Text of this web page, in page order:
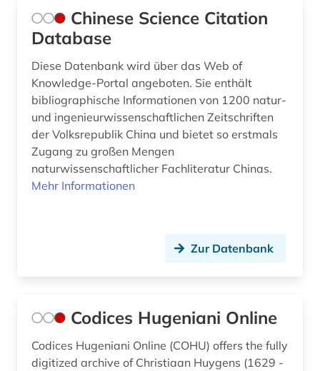
Chinese Science Citation
Database
Diese Datenbank wird über das Web of
Knowledge-Portal angeboten. Sie enthält
bibliographische Informationen von 1200 natur-
und ingenieurwissenschaftlichen Zeitschriften
der Volksrepublik China und bietet so erstmals
Zugang zu großen Mengen
naturwissenschaftlicher Fachliteratur Chinas.
Mehr Informationen
Zur Datenbank
Codices Hugeniani Online
Codices Hugeniani Online (COHU) offers the fully
digitized archive of Christiaan Huygens (1629 -